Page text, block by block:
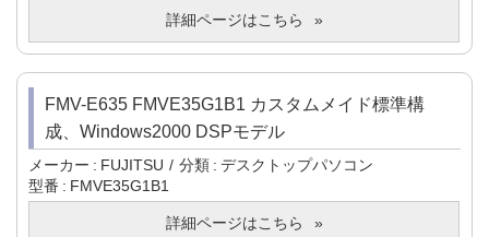
詳細ページはこちら
FMV-E635 FMVE35G1B1 カスタムメイド標準構
成、Windows2000 DSPモデル
メーカー FUJITSU 分類
デスクトップパソコン
型番
FMVE35G1B1
詳細ページはこちら